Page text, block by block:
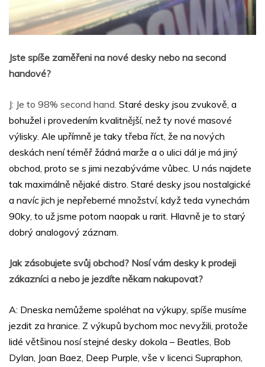
Jste spíše zaměřeni na nové desky nebo na second
handové?
J: Je to 98% second hand. Staré desky jsou zvukově, a
bohužel i provedením kvalitnější, než ty nové masové
výlisky. Ale upřímně je taky třeba říct, že na nových
deskách není téměř žádná marže a o ulici dál je má jiný
obchod, proto se s jimi nezabýváme vůbec. U nás najdete
tak maximálně nějaké distro. Staré desky jsou nostalgické
a navíc jich je nepřeberné množství, když teda vynechám
90ky, to už jsme potom naopak u rarit. Hlavně je to starý
dobrý analogový záznam.
Jak zásobujete svůj obchod? Nosí vám desky k prodeji
zákazníci a nebo je jezdíte někam nakupovat?
A: Dneska nemůžeme spoléhat na výkupy, spíše musíme
jezdit za hranice. Z výkupů bychom moc nevyžili, protože
lidé většinou nosí stejné desky dokola – Beatles, Bob
Dylan, Joan Baez, Deep Purple, vše v licenci Supraphon,